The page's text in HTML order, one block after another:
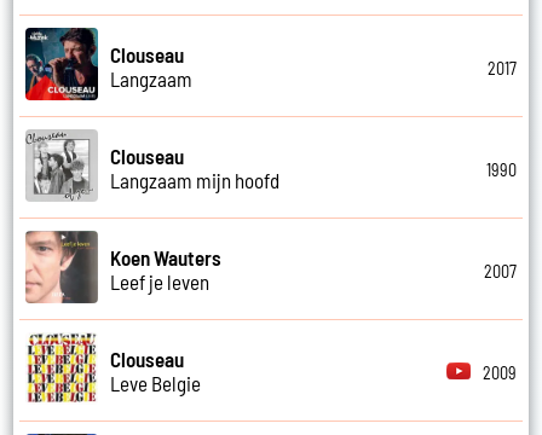
Clouseau
Langzaam
2017
Clouseau
Langzaam mijn hoofd
1990
Koen Wauters
Leef je leven
2007
Clouseau
Leve Belgie
2009